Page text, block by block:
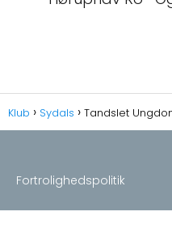
Klub Sydals Tandslet
Fortrolighedspolitik